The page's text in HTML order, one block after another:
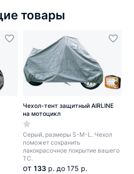
товары
Чехол-тент защитный AIRLINE
на мотоцикл
Серый, размеры S-M-L. Чехол
поможет сохранить
лакокрасочное покрытие вашего
ТС.
от 133 р. до 175 р.